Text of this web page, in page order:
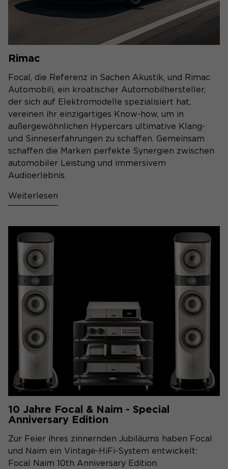
Rimac
Focal, die Referenz in Sachen Akustik, und Rimac
Automobili, ein kroatischer Automobilhersteller,
der sich auf Elektromodelle spezialisiert hat,
vereinen ihr einzigartiges Know-how, um in
außergewöhnlichen Hypercars ultimative Klang-
und Sinneserfahrungen zu schaffen. Gemeinsam
schaffen die Marken perfekte Synergien zwischen
automobiler Leistung und immersivem
Audioerlebnis.
Weiterlesen
10 Jahre Focal & Naim - Special
Anniversary Edition
Zur Feier ihres zinnernden Jubiläums haben Focal
und Naim ein Vintage-HiFi-System entwickelt:
Focal Naim 10th Anniversary Edition.